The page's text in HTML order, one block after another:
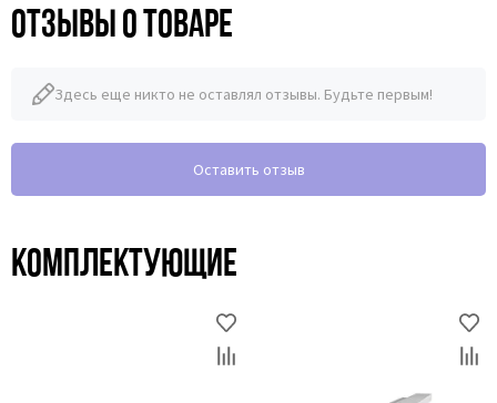
Отзывы о товаре
Здесь еще никто не оставлял отзывы. Будьте первым!
Оставить отзыв
Комплектующие